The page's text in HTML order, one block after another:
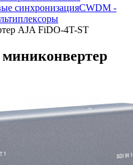
синхронизацияCWDM -
AJA FiDO-4T-ST